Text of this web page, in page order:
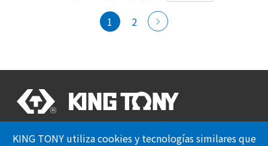
KING TONY utiliza cookies y tecnologías similares que
1 2
Certificación Profesional